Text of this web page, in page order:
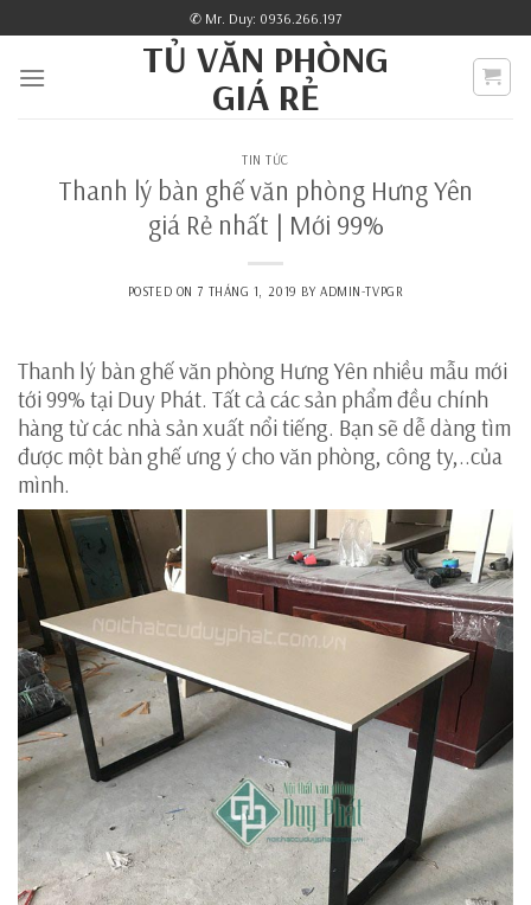
to
content
✆ Mr. Duy: 0936.266.197
TỦ VĂN PHÒNG
GIÁ RẺ
TIN TỨC
Thanh lý bàn ghế văn phòng Hưng Yên
giá Rẻ nhất | Mới 99%
POSTED ON 7 THÁNG 1, 2019 BYADMIN-TVPGR
Thanh lý bàn ghế văn phòng Hưng Yên nhiều mẫu mới
tới 99% tại Duy Phát. Tất cả các sản phẩm đều chính
hàng từ các nhà sản xuất nổi tiếng. Bạn sẽ dễ dàng tìm
được một bàn ghế ưng ý cho văn phòng, công ty,..của
mình.